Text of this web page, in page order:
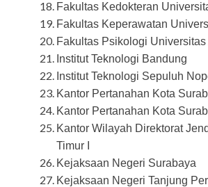
Fakultas Kedokteran
Fakultas Keperawatan
Fakultas Psikologi
Institut Teknologi Bandung
Institut Teknologi Sepuluh
Kantor Pertanahan Kota
Kantor Pertanahan Kota
Kantor Wilayah Direktorat
Timur I
Kejaksaan Negeri Surabaya
Kejaksaan Negeri Tanjung